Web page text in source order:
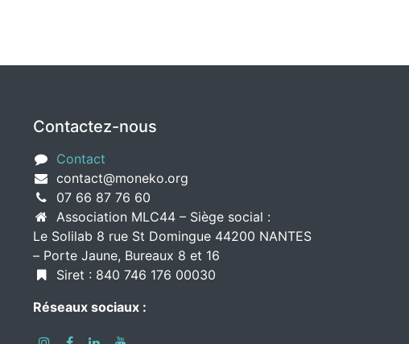
Contactez-nous
Contact
contact@moneko.org
07 66 87 76 60
Association MLC44 – Siège social :
Le Solilab 8 rue St Domingue 44200 NANTES
– Porte Jaune, Bureaux 8 et 16
Siret : 840 746 176 00030
Réseaux sociaux :